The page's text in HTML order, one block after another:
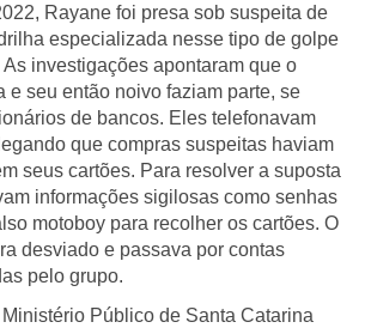
Rayane foi presa sob suspeita de
especializada nesse tipo de golpe
investigações apontaram que o
e seu então noivo faziam parte, se
de bancos. Eles telefonavam
que compras suspeitas haviam
seus cartões. Para resolver a suposta
informações sigilosas como senhas
motoboy para recolher os cartões. O
desviado e passava por contas
pelo grupo.
Público de Santa Catarina